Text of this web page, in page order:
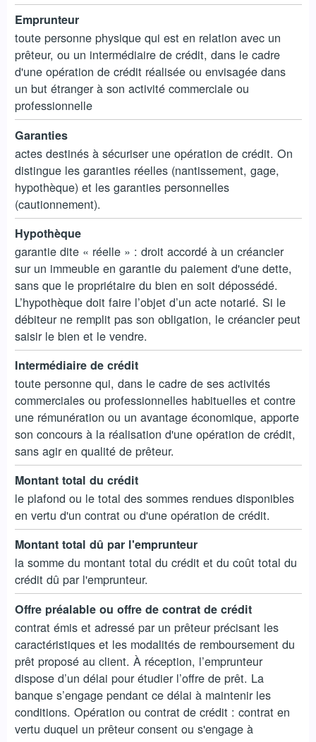
Emprunteur
toute personne physique qui est en relation avec un
prêteur, ou un intermédiaire de crédit, dans le cadre
d'une opération de crédit réalisée ou envisagée dans
un but étranger à son activité commerciale ou
professionnelle
Garanties
actes destinés à sécuriser une opération de crédit. On
distingue les garanties réelles (nantissement, gage,
hypothèque) et les garanties personnelles
(cautionnement).
Hypothèque
garantie dite « réelle » : droit accordé à un créancier
sur un immeuble en garantie du paiement d'une dette,
sans que le propriétaire du bien en soit dépossédé.
L’hypothèque doit faire l’objet d’un acte notarié. Si le
débiteur ne remplit pas son obligation, le créancier peut
saisir le bien et le vendre.
Intermédiaire de crédit
toute personne qui, dans le cadre de ses activités
commerciales ou professionnelles habituelles et contre
une rémunération ou un avantage économique, apporte
son concours à la réalisation d'une opération de crédit,
sans agir en qualité de prêteur.
Montant total du crédit
le plafond ou le total des sommes rendues disponibles
en vertu d'un contrat ou d'une opération de crédit.
Montant total dû par l'emprunteur
la somme du montant total du crédit et du coût total du
crédit dû par l'emprunteur.
Offre préalable ou offre de contrat de crédit
contrat émis et adressé par un prêteur précisant les
caractéristiques et les modalités de remboursement du
prêt proposé au client. À réception, l’emprunteur
dispose d’un délai pour étudier l’offre de prêt. La
banque s’engage pendant ce délai à maintenir les
conditions. Opération ou contrat de crédit : contrat en
vertu duquel un prêteur consent ou s'engage à